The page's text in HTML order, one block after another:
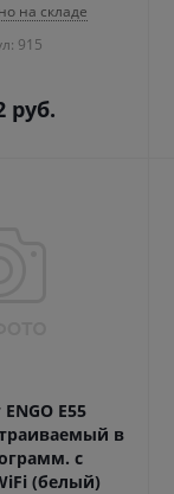
на складе
915
руб.
E55
в
с
(белый)